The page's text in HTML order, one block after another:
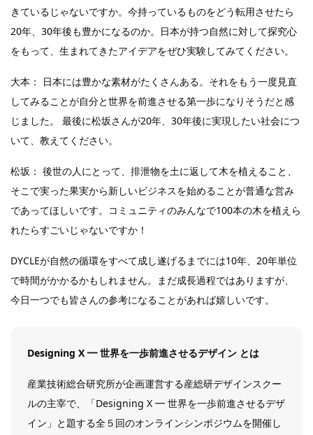
きているじゃないですか。今持っているものをどう転用させたら
20年、30年後も豊かになるのか。日本が持つ自然に対して探究心
をもって、生まれてきたアイデアをぜひ実験してみてください。
大本： 日本には豊かな素材がたくさんある。それをもう一度見直
してみることが自分と世界を前進させる第一歩になりそうだと感
じました。 最後に松坂さんが20年、30年後に実現したい社会につ
いて、教えてください。
松坂： 後世の人にとって、排泄物を土に返して木を植えること、
そこで実った果実から新しいビジネスを始めることが普通な営み
であってほしいです。コミュニティのみんなで100本の木を植えら
れたらすごいじゃないですか！
DYCLEが自然の循環をすべて成し遂げるまでには10年、20年単位
で時間がかかるかもしれません。まだ成長過程ではありますが、
今日一つでも皆さんの参考になることがあれば嬉しいです。
Designing X ━ 世界を一歩前進させるデザイン とは
産業技術総合研究所が企画運営する産総研デザインスクー
ルの主宰で、「Designing X ━ 世界を一歩前進させるデザ
イン」と題する全５回のオンラインシンポジウムを開催し